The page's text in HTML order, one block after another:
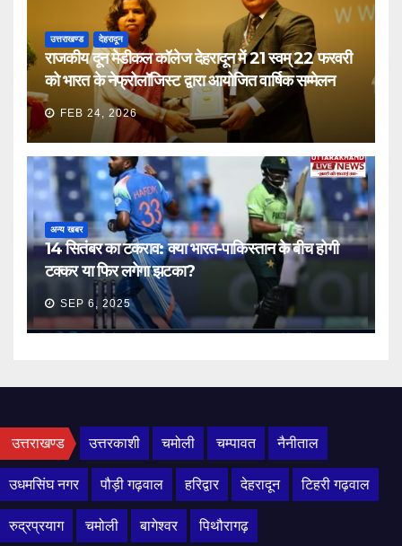
उत्तराखण्ड देहरादून
राजकीय दून मेडीकल कॉलेज देहरादून में 21 स्वम् 22 फरवरी
को भारत के नेफ्रोलॉजिस्ट द्वारा आयोजित वार्षिक सम्मेलन
FEB 24, 2026
अन्य खबर
14 सितंबर का टकराव: क्या भारत-पाकिस्तान के बीच होगी
टक्कर या फिर लगेगा झटका?
SEP 6, 2025
उत्तराखण्ड उत्तरकाशी चमोली चम्पावत नैनीताल
उधमसिंघ नगर पौड़ी गढ़वाल हरिद्वार देहरादून टिहरी गढ़वाल
रुद्रप्रयाग चमोली बागेश्वर पिथौरागढ़